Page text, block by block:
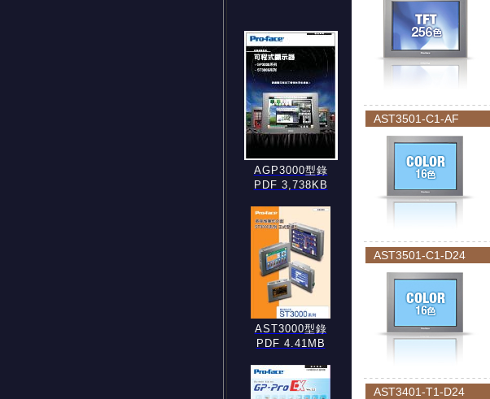
AGP3000型錄
PDF 3,738KB
AST3000型錄
PDF 4.41MB
AST3501-C1-AF
AST3501-C1-D24
AST3401-T1-D24